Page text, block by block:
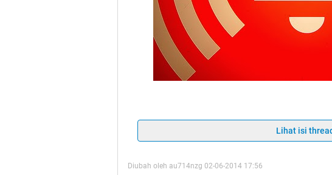
Assalamualaikum
Quote:
Lihat isi
Diubah oleh au714nzg 02-06-2014 17:56